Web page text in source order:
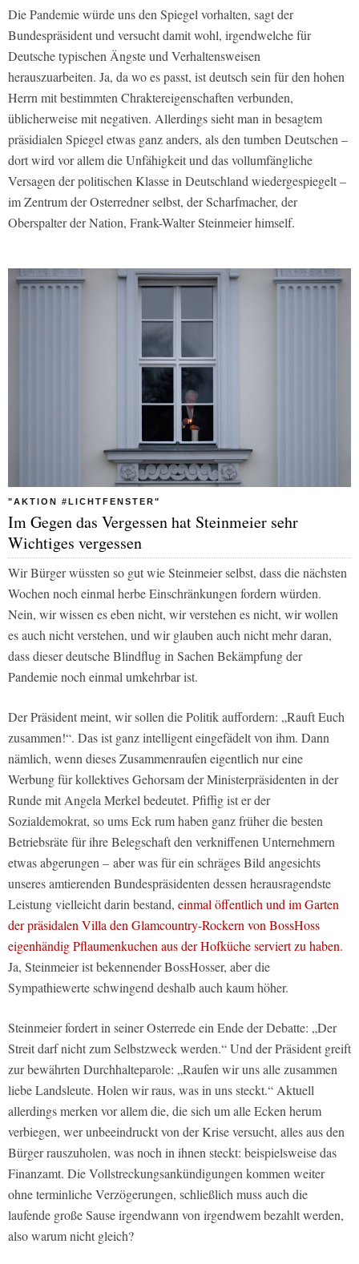
Die Pandemie würde uns den Spiegel vorhalten, sagt der
Bundespräsident und versucht damit wohl, irgendwelche für
Deutsche typischen Ängste und Verhaltensweisen
herauszuarbeiten. Ja, da wo es passt, ist deutsch sein für den hohen
Herrn mit bestimmten Chraktereigenschaften verbunden,
üblicherweise mit negativen. Allerdings sieht man in besagtem
präsidialen Spiegel etwas ganz anders, als den tumben Deutschen –
dort wird vor allem die Unfähigkeit und das vollumfängliche
Versagen der politischen Klasse in Deutschland wiedergespiegelt –
im Zentrum der Osterredner selbst, der Scharfmacher, der
Oberspalter der Nation, Frank-Walter Steinmeier himself.
"AKTION #LICHTFENSTER"
Im Gegen das Vergessen hat Steinmeier sehr
Wichtiges vergessen
Wir Bürger wüssten so gut wie Steinmeier selbst, dass die nächsten
Wochen noch einmal herbe Einschränkungen fordern würden.
Nein, wir wissen es eben nicht, wir verstehen es nicht, wir wollen
es auch nicht verstehen, und wir glauben auch nicht mehr daran,
dass dieser deutsche Blindflug in Sachen Bekämpfung der
Pandemie noch einmal umkehrbar ist.
Der Präsident meint, wir sollen die Politik auffordern: „Rauft Euch
zusammen!“. Das ist ganz intelligent eingefädelt von ihm. Dann
nämlich, wenn dieses Zusammenraufen eigentlich nur eine
Werbung für kollektives Gehorsam der Ministerpräsidenten in der
Runde mit Angela Merkel bedeutet. Pfiffig ist er der
Sozialdemokrat, so ums Eck rum haben ganz früher die besten
Betriebsräte für ihre Belegschaft den verkniffenen Unternehmern
etwas abgerungen – aber was für ein schräges Bild angesichts
unseres amtierenden Bundespräsidenten dessen herausragendste
Leistung vielleicht darin bestand, einmal öffentlich und im Garten
der präsidalen Villa den Glamcountry-Rockern von BossHoss
eigenhändig Pflaumenkuchen aus der Hofküche serviert zu haben.
Ja, Steinmeier ist bekennender BossHosser, aber die
Sympathiewerte schwingend deshalb auch kaum höher.
Steinmeier fordert in seiner Osterrede ein Ende der Debatte: „Der
Streit darf nicht zum Selbstzweck werden.“ Und der Präsident greift
zur bewährten Durchhalteparole: „Raufen wir uns alle zusammen
liebe Landsleute. Holen wir raus, was in uns steckt.“ Aktuell
allerdings merken vor allem die, die sich um alle Ecken herum
verbiegen, wer unbeeindruckt von der Krise versucht, alles aus den
Bürger rauszuholen, was noch in ihnen steckt: beispielsweise das
Finanzamt. Die Vollstreckungsankündigungen kommen weiter
ohne terminliche Verzögerungen, schließlich muss auch die
laufende große Sause irgendwann von irgendwem bezahlt werden,
also warum nicht gleich?